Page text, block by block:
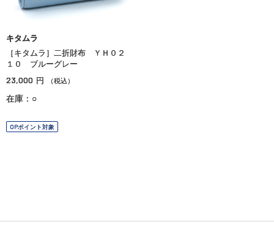
キタムラ
［キタムラ］二折財布 ＹＨ０２
１０ ブルーグレー
23,000 円 （税込）
在庫：○
OPポイント対象